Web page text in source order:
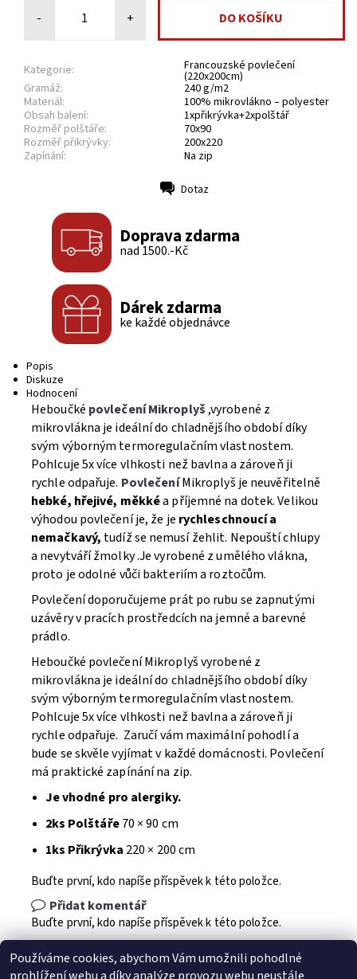
- +
Kategorie: Francouzské povlečení
(220x200cm)
Gramáž:
240 g/m2
Materiál:
100% mikrovlákno – polyester
Obsah balení:
1xpřikrývka+2xpolštář
Rozměř polštáře:
70x90
Rozměř přikrývky:
200x220
Zapínání:
Na zip
Dotaz
Doprava zdarma
nad 1500.-Kč
Dárek zdarma
ke každé objednávce
Popis
Diskuze
Hodnocení
Heboučké povlečení Mikroplyš ,vyrobené z
mikrovlákna je ideální do chladnějšího období díky
svým výborným termoregulačním vlastnostem.
Pohlcuje 5x více vlhkosti než bavlna a zároveň ji
rychle odpařuje. PovlečeníMikroplyš je neuvěřitelně
hebké, hřejivé, měkkéa příjemné na dotek. Velikou
výhodou povlečení je, že je rychleschnoucí a
nemačkavý, tudíž se nemusí žehlit. Nepouští chlupy
a nevytváří žmolky .Je vyrobené z umělého vlákna,
proto je odolné vůči bakteriím a roztočům.
Povlečení doporučujeme prát po rubu se zapnutými
uzávěry v pracích prostředcích na jemné a barevné
prádlo.
Heboučké povlečení Mikroplyš vyrobené z
mikrovlákna je ideální do chladnějšího období díky
svým výborným termoregulačním vlastnostem.
Pohlcuje 5x více vlhkosti než bavlna a zároveň ji
rychle odpařuje. Zaručí vám maximální pohodlí a
bude se skvěle vyjímat v každé domácnosti. Povlečení
má praktické zapínání na zip.
Je vhodné pro alergiky.
2ks Polštáře70 × 90 cm
1ks Přikrývka 220 × 200 cm
Buďte první, kdo napíše příspěvek k této položce.
Přidat komentář
Buďte první, kdo napíše příspěvek k této položce.
Používáme cookies, abychom Vám umožnili pohodlné